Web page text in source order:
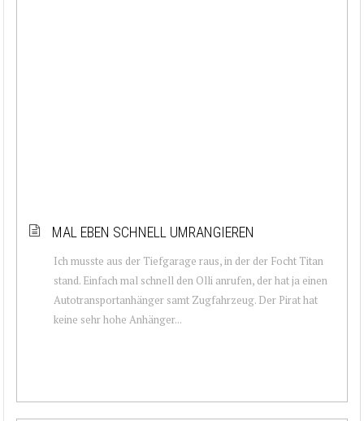
MAL EBEN SCHNELL UMRANGIEREN
Ich musste aus der Tiefgarage raus, in der der Focht Titan
stand. Einfach mal schnell den Olli anrufen, der hat ja einen
Autotransportanhänger samt Zugfahrzeug. Der Pirat hat
keine sehr hohe Anhänger...